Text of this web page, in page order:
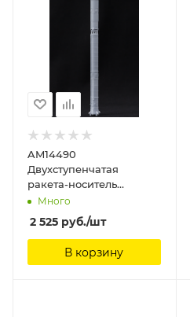
AM14490
Двухступенчатая
ракета-носитель
Космос-2 со спутником
Интеркосмос-1 Arma
Models
Много
2 525 руб./шт
В корзину